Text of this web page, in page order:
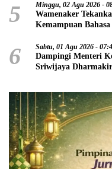
5 Minggu, 02 Agu 2026 -
Wamenaker
Kemampuan
6 Sabtu, 01 Agu 2026 -
Dampingi Menteri
Sriwijaya